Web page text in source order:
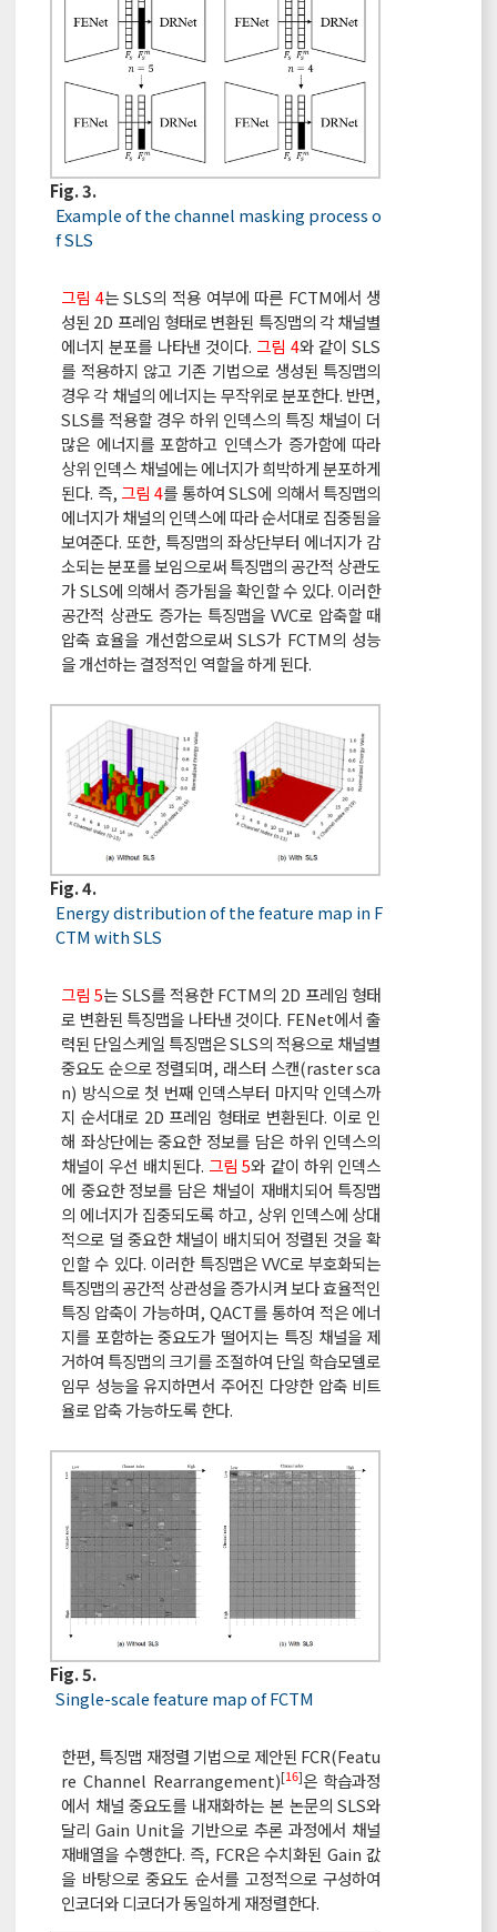
Fig. 3.
Example of the channel masking process o
f SLS
그림 4는 SLS의 적용 여부에 따른 FCTM에서 생
성된 2D 프레임 형태로 변환된 특징맵의 각 채널별
에너지 분포를 나타낸 것이다. 그림 4와 같이 SLS
를 적용하지 않고 기존 기법으로 생성된 특징맵의
경우 각 채널의 에너지는 무작위로 분포한다. 반면,
SLS를 적용할 경우 하위 인덱스의 특징 채널이 더
많은 에너지를 포함하고 인덱스가 증가함에 따라
상위 인덱스 채널에는 에너지가 희박하게 분포하게
된다. 즉, 그림 4를 통하여 SLS에 의해서 특징맵의
에너지가 채널의 인덱스에 따라 순서대로 집중됨을
보여준다. 또한, 특징맵의 좌상단부터 에너지가 감
소되는 분포를 보임으로써 특징맵의 공간적 상관도
가 SLS에 의해서 증가됨을 확인할 수 있다. 이러한
공간적 상관도 증가는 특징맵을 VVC로 압축할 때
압축 효율을 개선함으로써 SLS가 FCTM의 성능
을 개선하는 결정적인 역할을 하게 된다.
Fig. 4.
Energy distribution of the feature map in F
CTM with SLS
그림 5는 SLS를 적용한 FCTM의 2D 프레임 형태
로 변환된 특징맵을 나타낸 것이다. FENet에서 출
력된 단일스케일 특징맵은 SLS의 적용으로 채널별
중요도 순으로 정렬되며, 래스터 스캔(raster sca
n) 방식으로 첫 번째 인덱스부터 마지막 인덱스까
지 순서대로 2D 프레임 형태로 변환된다. 이로 인
해 좌상단에는 중요한 정보를 담은 하위 인덱스의
채널이 우선 배치된다. 그림 5와 같이 하위 인덱스
에 중요한 정보를 담은 채널이 재배치되어 특징맵
의 에너지가 집중되도록 하고, 상위 인덱스에 상대
적으로 덜 중요한 채널이 배치되어 정렬된 것을 확
인할 수 있다. 이러한 특징맵은 VVC로 부호화되는
특징맵의 공간적 상관성을 증가시켜 보다 효율적인
특징 압축이 가능하며, QACT를 통하여 적은 에너
지를 포함하는 중요도가 떨어지는 특징 채널을 제
거하여 특징맵의 크기를 조절하여 단일 학습모델로
임무 성능을 유지하면서 주어진 다양한 압축 비트
율로 압축 가능하도록 한다.
Fig. 5.
Single-scale feature map of FCTM
한편, 특징맵 재정렬 기법으로 제안된 FCR(Featu
re Channel Rearrangement)[16]은 학습과정
에서 채널 중요도를 내재화하는 본 논문의 SLS와
달리 Gain Unit을 기반으로 추론 과정에서 채널
재배열을 수행한다. 즉, FCR은 수치화된 Gain 값
을 바탕으로 중요도 순서를 고정적으로 구성하여
인코더와 디코더가 동일하게 재정렬한다.